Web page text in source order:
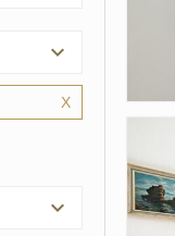
sitio
los
que
del